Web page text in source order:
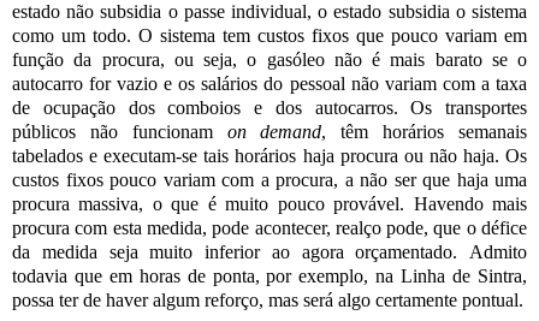
estado não subsidia o passe individual, o estado subsidia o sistema
como um todo. O sistema tem custos fixos que pouco variam em
função da procura, ou seja, o gasóleo não é mais barato se o
autocarro for vazio e os salários do pessoal não variam com a taxa
de ocupação dos comboios e dos autocarros. Os transportes
públicos não funcionam on demand, têm horários semanais
tabelados e executam-se tais horários haja procura ou não haja. Os
custos fixos pouco variam com a procura, a não ser que haja uma
procura massiva, o que é muito pouco provável. Havendo mais
procura com esta medida, pode acontecer, realço pode, que o défice
da medida seja muito inferior ao agora orçamentado. Admito
todavia que em horas de ponta, por exemplo, na Linha de Sintra,
possa ter de haver algum reforço, mas será algo certamente pontual.